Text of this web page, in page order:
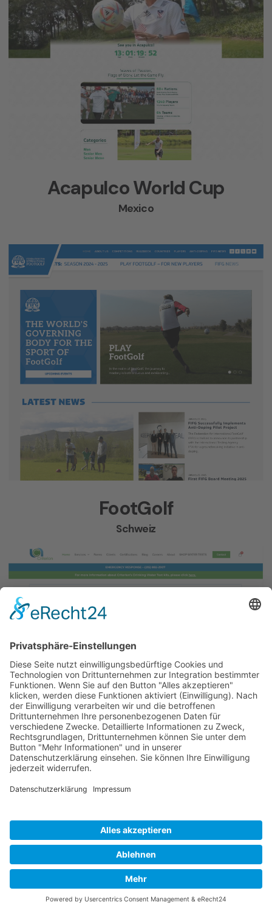
Acapulco World Cup
Mexico
FootGolf
Schweiz
USA